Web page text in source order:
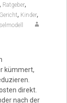
Ratgeber,
Gericht, Kinder,
kümmert,
direkt.
nach der